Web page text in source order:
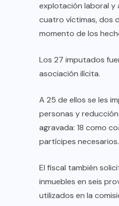
explotación laboral y
cuatro víctimas, dos
momento de los
Los 27 imputados
asociación ilícita.
A 25 de ellos se les
personas y
agravada: 18 como
partícipes necesarios.
El fiscal también
inmuebles en seis
utilizados en la